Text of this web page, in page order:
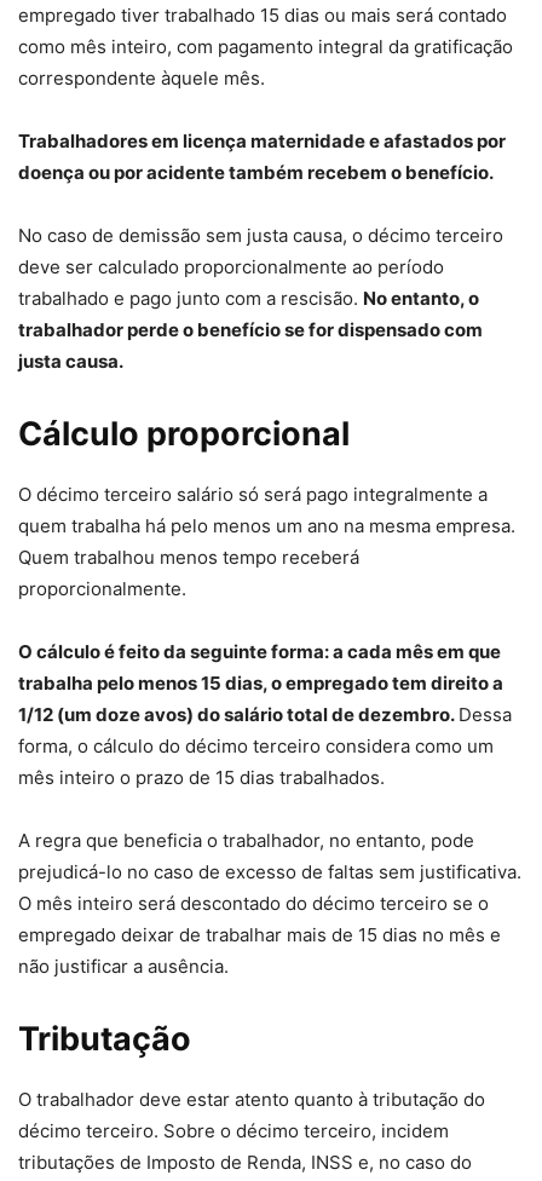
empregado tiver trabalhado 15 dias ou mais será contado
como mês inteiro, com pagamento integral da gratificação
correspondente àquele mês.
Trabalhadores em licença maternidade e afastados por
doença ou por acidente também recebem o benefício.
No caso de demissão sem justa causa, o décimo terceiro
deve ser calculado proporcionalmente ao período
trabalhado e pago junto com a rescisão. No entanto, o
trabalhador perde o benefício se for dispensado com
justa causa.
Cálculo proporcional
O décimo terceiro salário só será pago integralmente a
quem trabalha há pelo menos um ano na mesma empresa.
Quem trabalhou menos tempo receberá
proporcionalmente.
O cálculo é feito da seguinte forma: a cada mês em que
trabalha pelo menos 15 dias, o empregado tem direito a
1/12 (um doze avos) do salário total de dezembro. Dessa
forma, o cálculo do décimo terceiro considera como um
mês inteiro o prazo de 15 dias trabalhados.
A regra que beneficia o trabalhador, no entanto, pode
prejudicá-lo no caso de excesso de faltas sem justificativa.
O mês inteiro será descontado do décimo terceiro se o
empregado deixar de trabalhar mais de 15 dias no mês e
não justificar a ausência.
Tributação
O trabalhador deve estar atento quanto à tributação do
décimo terceiro. Sobre o décimo terceiro, incidem
tributações de Imposto de Renda, INSS e, no caso do